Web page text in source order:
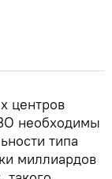
центров
необходимы
типа
миллиардов